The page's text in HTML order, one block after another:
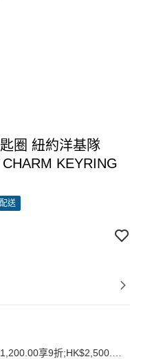
圈 紐約洋基隊
KEYRING
送
享9折;HK$2,500.00